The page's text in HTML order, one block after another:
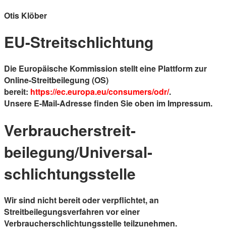
Otis Klöber
EU-Streitschlichtung
Die Europäische Kommission stellt eine Plattform zur
Online-Streitbeilegung (OS)
bereit: https://ec.europa.eu/consumers/odr/.
Unsere E-Mail-Adresse finden Sie oben im Impressum.
Verbraucher­streit­
beilegung/Universal­
schlichtungs­stelle
Wir sind nicht bereit oder verpflichtet, an
Streitbeilegungsverfahren vor einer
Verbraucherschlichtungsstelle teilzunehmen.